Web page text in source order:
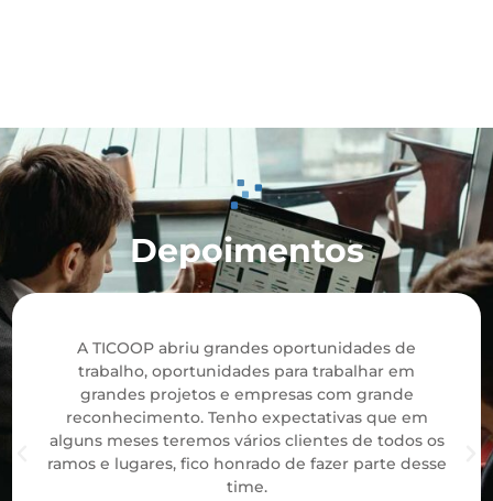
Depoimentos
A TICOOP abriu grandes oportunidades de
trabalho, oportunidades para trabalhar em
grandes projetos e empresas com grande
reconhecimento. Tenho expectativas que em
alguns meses teremos vários clientes de todos os
ramos e lugares, fico honrado de fazer parte desse
time.